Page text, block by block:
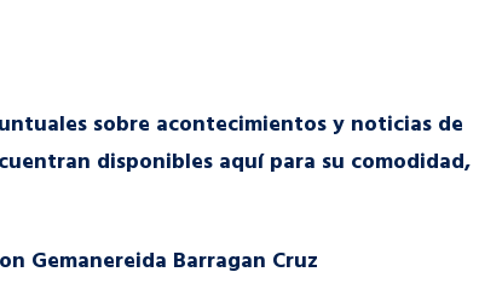
sobre acontecimientos y noticias de
disponibles aquí para su comodidad,
Gemanereida Barragan Cruz